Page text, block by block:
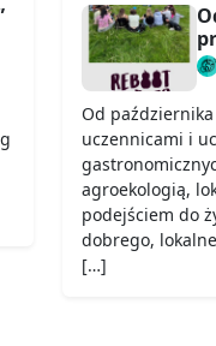
Od
uczennicami i
agroekologią,
podejściem do
dobrego,
[…]